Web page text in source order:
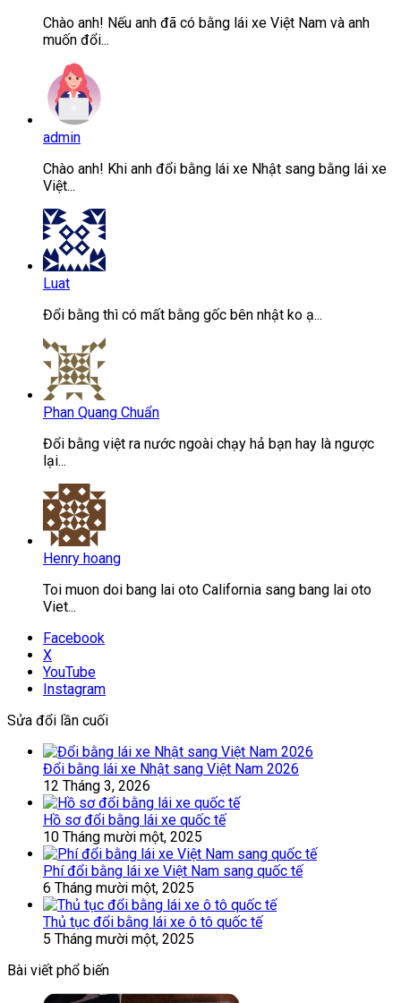
Chào anh! Nếu anh đã có bằng lái xe Việt Nam và anh
muốn đổi...
admin
Chào anh! Khi anh đổi bằng lái xe Nhật sang bằng lái xe
Việt...
Luat
Đổi bằng thì có mất bằng gốc bên nhật ko ạ...
Phan Quang Chuẩn
Đổi bằng việt ra nước ngoài chạy hả bạn hay là ngược
lại...
Henry hoang
Toi muon doi bang lai oto California sang bang lai oto
Viet...
Facebook
X
YouTube
Instagram
Sửa đổi lần cuối
Đổi bằng lái xe Nhật sang Việt Nam 2026
12 Tháng 3, 2026
Hồ sơ đổi bằng lái xe quốc tế
10 Tháng mười một, 2025
Phí đổi bằng lái xe Việt Nam sang quốc tế
6 Tháng mười một, 2025
Thủ tục đổi bằng lái xe ô tô quốc tế
5 Tháng mười một, 2025
Bài viết phổ biến